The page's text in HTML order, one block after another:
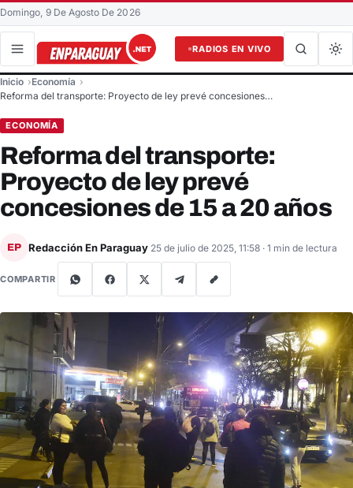
Domingo, 9 De Agosto De 2026
RADIOS EN VIVO
Buscar en el sitio
Inicio
Economía
Reforma del transporte: Proyecto de ley prevé concesiones…
ECONOMÍA
Reforma del transporte:
Proyecto de ley prevé
concesiones de 15 a 20 años
EP Redacción En Paraguay 25 de julio de 2025, 11:58 · 1 min de lectura
COMPARTIR